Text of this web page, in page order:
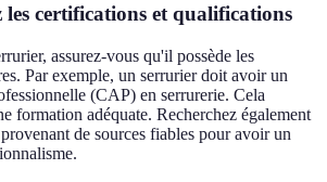
certifications et qualifications
assurez-vous qu'il possède les
Par exemple, un serrurier doit avoir un
(CAP) en serrurerie. Cela
formation adéquate. Recherchez également
de sources fiables pour avoir un